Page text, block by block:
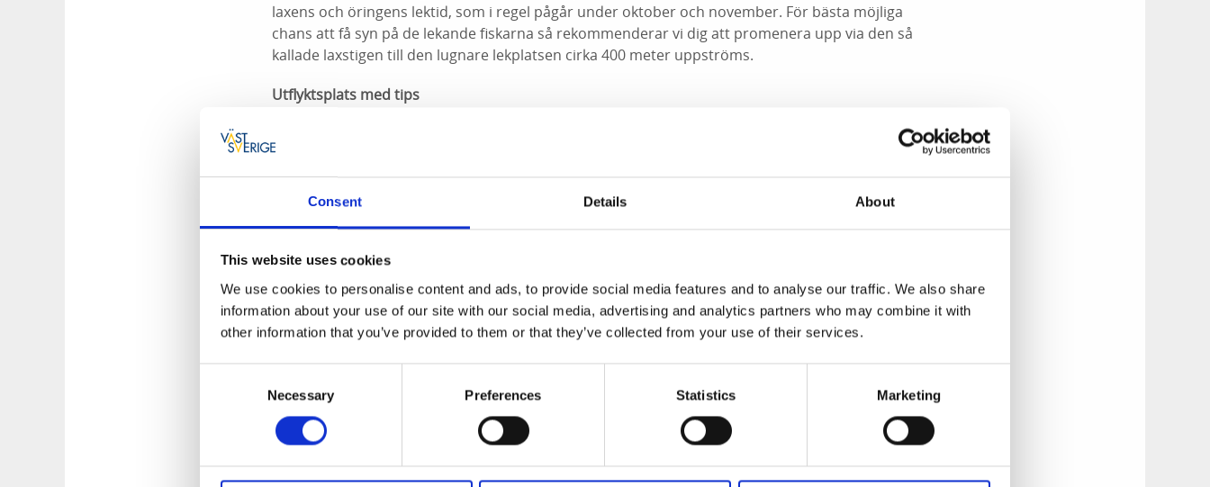
Consent Details About
This website uses cookies
We use cookies to personalise content and ads, to provide social media features and to analyse our traffic. We also share
information about your use of our site with our social media, advertising and analytics partners who may combine it with
other information that you’ve provided to them or that they’ve collected from your use of their services.
Necessary Preferences Statistics Marketing
laxens och öringens lektid, som i regel pågår under oktober och november. För bästa möjliga
chans att få syn på de lekande fiskarna så rekommenderar vi dig att promenera upp via den så
kallade laxstigen till den lugnare lekplatsen cirka 400 meter uppströms.
Utflyktsplats med tips
arten och dess förutsättningar. Under lektiden är det bra att ta med dig polariserande
solglasögon, de underlättar för att få syn på fiskarna. Även lite tålamod kan behövas för det är
ibland inte helt enkelt att få syn på fiskarna i det mörka vattnet då lekdräkten gör att de är
mörkare än vanligt. Det går fint att ta med matsäck -bord och bänkar finns.
Under tidigt 1900-tal byggdes en kraftverksdamm i Gullspång för att utvinna vattenkraft ur den
stora Gullspångsforsen. Därmed blockerades Gullspångslaxens naturliga väg till lekplatsen i sjön
Skagern, och delar av älvfåran torrlades. Laxens normala miljö blev förstörd och arten var nära att
försvinna. 2004 startade Projekt gullspångslaxen, med syfte att bevara det lilla laxbeståndet som
Nya lekområden
Laxtrappan har byggts genom att forsens botten har sprängts ut stegvis och små bassänger har
skapats genom gjutna "trappsteg". Hela minimivattenföringen släpps fram genom fiskvägen, vilket
Gullspångsforsen innebär detta att nya lek- och uppväxtområden skapas i en tidigare torrlagd del